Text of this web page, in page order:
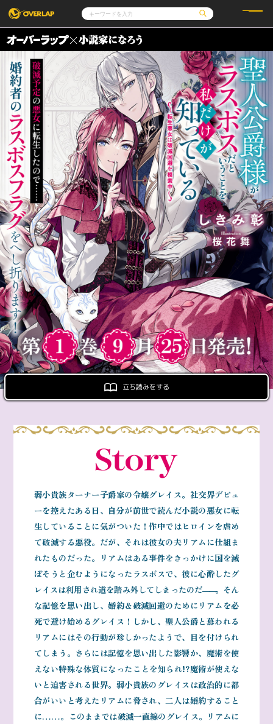
コミック
コミックガルド
コミッククリエ
LiQulle
ライトノベル
文庫
ノベルス
ノベルスf
ロサージュノベルス
その他
コミックエッセイ
ポケットモンスター
アニメ
ゲーム
通販・NEWS
OVERLAP STORE
オーバーラップ広報室
企業
会社概要
採用情報
アクセス
オーバーラップホールディングス
お問い合わせはこちら
オーバーラップ文庫
オーバーラップノベルス
オーバーラップノベルスf
ロサージュノベルス
コミックガルド
リキューレ
コミックパルフェ
閉じる
立ち読みをする
弱小貴族ターナー子爵家の令嬢グレイス。社交界デビュ
ーを控えたある日、自分が前世で読んだ小説の悪女に転
生していることに気がついた！作中ではヒロインを虐め
て破滅する悪役。だが、それは彼女の夫リアムに仕組ま
れたものだった。リアムはある事件をきっかけに国を滅
ぼそうと企むようになったラスボスで、彼に心酔したグ
レイスは利用され道を踏み外してしまったのだ――。そん
な記憶を思い出し、婚約＆破滅回避のためにリアムを必
死で避け始めるグレイス！しかし、聖人公爵と慕われる
リアムにはその行動が珍しかったようで、目を付けられ
てしまう。さらには記憶を思い出した影響か、魔術を使
えない特殊な体質になったことを知られ!?魔術が使えな
いと迫害される世界。弱小貴族のグレイスは政治的に都
合がいいと考えたリアムに脅され、二人は婚約すること
に……。このままでは破滅一直線のグレイス。リアムに